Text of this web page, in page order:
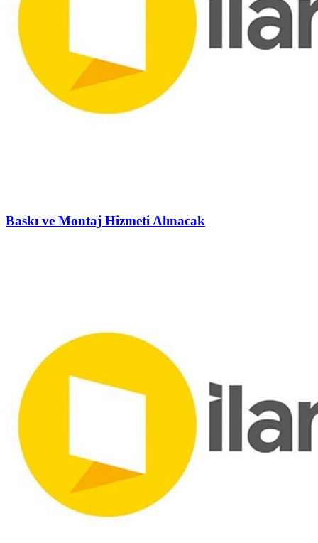
Baskı ve Montaj Hizmeti Alınacak